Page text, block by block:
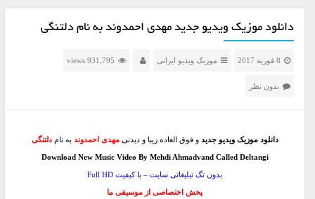
دانلود موزیک ویدیو جدید مهدی احمدوند به نام دلتنگی
8 فوریه 2017 موزیک ویدیو ایرانی 931,795 views
بدون نظر
دانلود موزیک ویدیو جدید و فوق العاده زیبا و دیدنی مهدی احمدوند به نامدلتنگی
Download New Music Video By Mehdi Ahmadvand Called Deltangi
بدون تگ تبلیغاتی سایت – با کیفیت Full HD
پخش اختصاصی از موسیقی ما